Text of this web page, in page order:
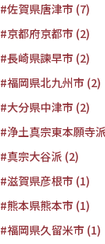
#佐賀県唐津市 (7)
#京都府京都市 (2)
#長崎県諫早市 (2)
#福岡県北九州市 (2)
#大分県中津市 (2)
#浄土真宗東本願寺
#真宗大谷派 (2)
#滋賀県彦根市 (1)
#熊本県熊本市 (1)
#福岡県久留米市 (1)